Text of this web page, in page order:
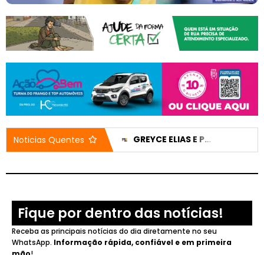
Noticias Quentes CASA DO IDOSO RECEBE DOIS VEÍCULOS NOVOS APÓS EMENDA DE 200 MIL REAIS GREYCE ELIAS E PEDRO LUCAS TÊM CANDIDATURAS REGISTRADAS E NOMES JÁ APARECEM NO DIVULGACAND
Fique por dentro das notícias!
Receba as principais notícias do dia diretamente no seu
WhatsApp. Informação rápida, confiável e em primeira